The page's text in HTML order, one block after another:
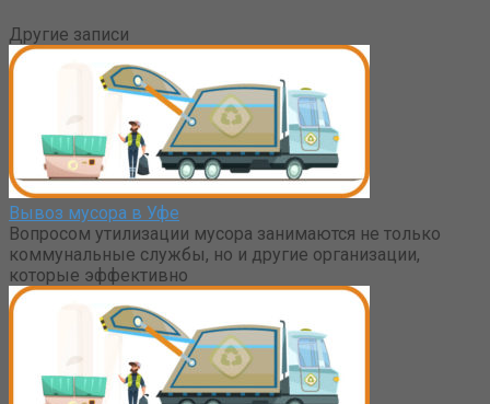
Другие записи
Вывоз мусора в Уфе
Вопросом утилизации мусора занимаются не только
коммунальные службы, но и другие организации,
которые эффективно